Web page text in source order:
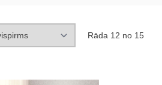
Rāda 12 no 15